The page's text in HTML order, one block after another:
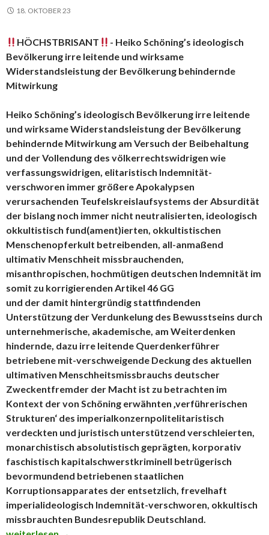
18. OKTOBER 23
HÖCHSTBRISANT
- Heiko Schöning’s ideologisch
Bevölkerung irre leitende und wirksame
Widerstandsleistung der Bevölkerung behindernde
Mitwirkung
Heiko Schöning’s ideologisch Bevölkerung irre leitende
und wirksame Widerstandsleistung der Bevölkerung
behindernde Mitwirkung am Versuch der Beibehaltung
und der Vollendung des völkerrechtswidrigen wie
verfassungswidrigen, elitaristisch Indemnität-
verschworen immer größere Apokalypsen
verursachenden Teufelskreislaufsystems der Absurdität
der bislang noch immer nicht neutralisierten, ideologisch
okkultistisch fund(ament)ierten, okkultistischen
Menschenopferkult betreibenden, all-anmaßend
ultimativ Menschheit missbrauchenden,
misanthropischen, hochmütigen deutschen Indemnität im
somit zu korrigierenden Artikel 46 GG
und der damit hintergründig stattfindenden
Unterstützung der Verdunkelung des Bewusstseins durch
unternehmerische, akademische, am Weiterdenken
hindernde, dazu irre leitende Querdenkerführer
betriebene mit-verschweigende Deckung des aktuellen
ultimativen Menschheitsmissbrauchs deutscher
Zweckentfremder der Macht ist zu betrachten im
Kontext der von Schöning erwähnten ‚verführerischen
Strukturen‘ des imperialkonzernpolitelitaristisch
verdeckten und juristisch unterstützend verschleierten,
monarchistisch absolutistisch geprägten, korporativ
faschistisch kapitalschwerstkriminell betrügerisch
bevormundend betriebenen staatlichen
Korruptionsapparates der entsetzlich, frevelhaft
imperialideologisch Indemnität-verschworen, okkultisch
missbrauchten Bundesrepublik Deutschland.